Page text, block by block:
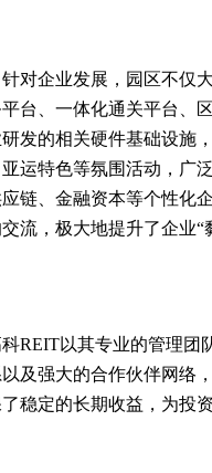
对企业发展，园区不仅
台、一体化通关平台、
发的相关硬件基础设施
运特色等氛围活动，广
链、金融资本等个性化
流，极大地提升了企业
REIT以其专业的管理团
及强大的合作伙伴网络
稳定的长期收益，为投